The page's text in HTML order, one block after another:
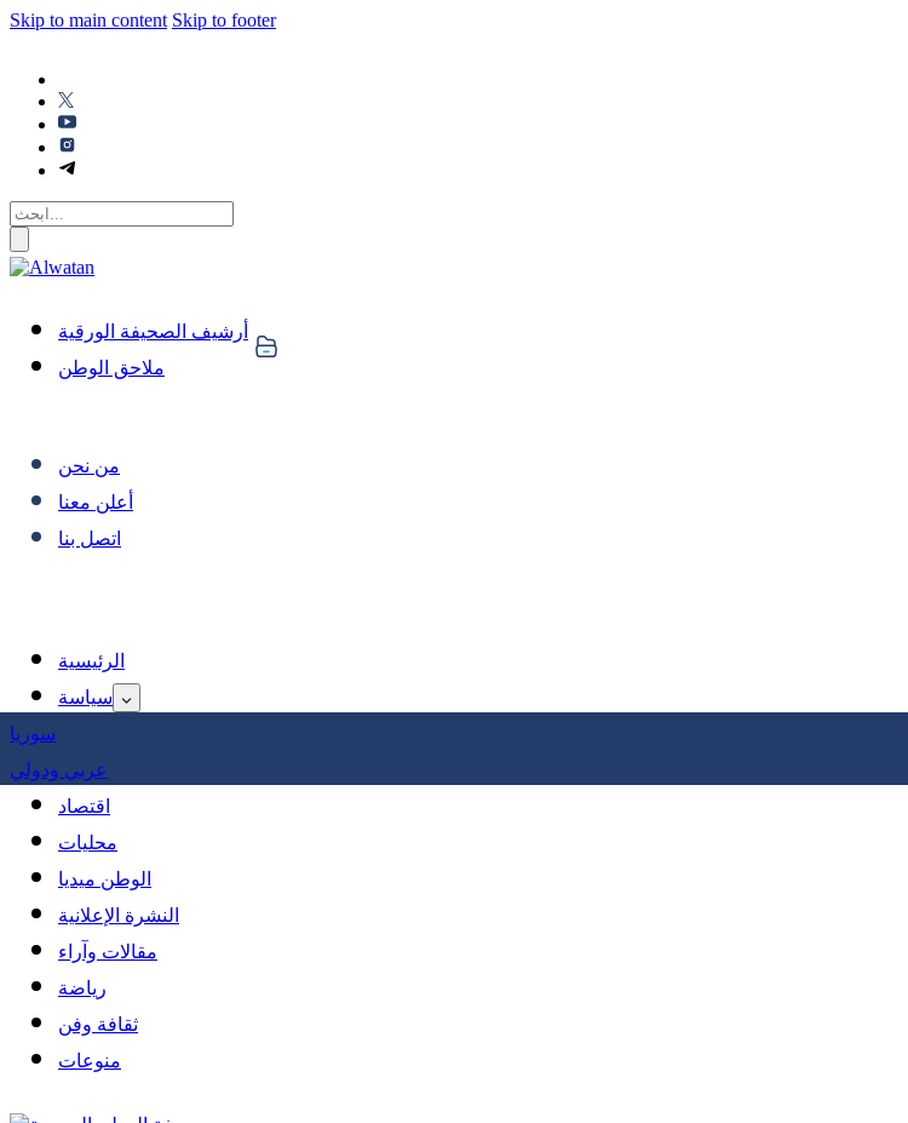
Skip to main content Skip to footer
أرشيف الصحيفة الورقية
ملاحق الوطن
من نحن
أعلن معنا
اتصل بنا
الرئيسية
سياسة
سوريا
عربي ودولي
اقتصاد
محليات
الوطن ميديا
النشرة الإعلانية
مقالات وآراء
رياضة
ثقافة وفن
منوعات